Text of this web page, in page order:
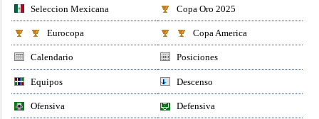
Seleccion Mexicana Copa Oro 2025
Eurocopa Copa America
Calendario Posiciones
Equipos Descenso
Ofensiva Defensiva